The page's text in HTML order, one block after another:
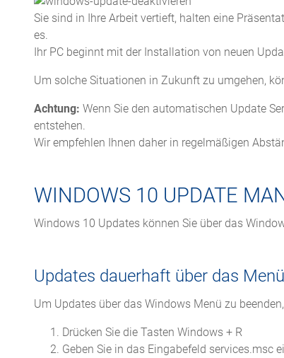
Sie sind in Ihre Arbeit vertieft, halten eine
es.
Ihr PC beginnt mit der Installation von neuen
Um solche Situationen in Zukunft zu umgehen,
Achtung: Wenn Sie den automatischen Update
entstehen.
Wir empfehlen Ihnen daher in regelmäßigen
WINDOWS 10 UPDATE
Windows 10 Updates können Sie über das
Updates dauerhaft über das
Um Updates über das Windows Menü zu
Drücken Sie die Tasten Windows + R
Geben Sie in das Eingabefeld services.msc